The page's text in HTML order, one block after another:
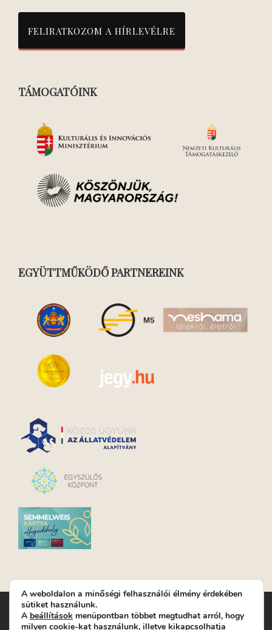
TÁMOGATÓINK
EGYÜTTMŰKÖDŐ PARTNEREINK
Turay Ida Színház Közhasznú Nonprofit Kft. | Működési
helyszín: Turay Ida Színház 1089 Budapest, Kálvária tér 6. |
A weboldalon a minőségi felhasználói élmény érdekében
sütiket használunk.
A beállítások menüpontban többet megtudhat arról, hogy
milyen cookie-kat használunk, illetve kikapcsolhatja